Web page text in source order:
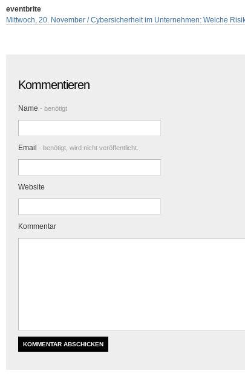
eventbrite
Mittwoch, 20. November / Cybersicherheit im Unternehmen: Welche
Kommentieren
Name - benötigt
Email - benötigt, wird nicht veröffentlicht.
Website
Kommentar